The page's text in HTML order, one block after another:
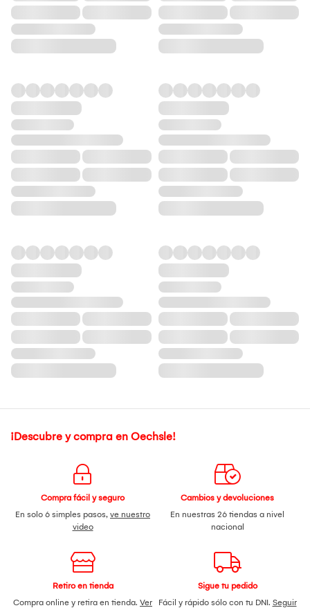
¡Descubre y compra en Oechsle!
Compra fácil y seguro
En solo 6 simples pasos, ve nuestro
video
Cambios y devoluciones
En nuestras 26 tiendas a nivel
nacional
Retiro en tienda
Compra online y retira en tienda. Ver
Sigue tu pedido
Fácil y rápido sólo con tu DNI. Seguir